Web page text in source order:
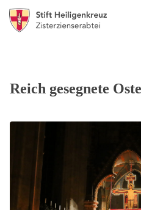
Reich gesegnete